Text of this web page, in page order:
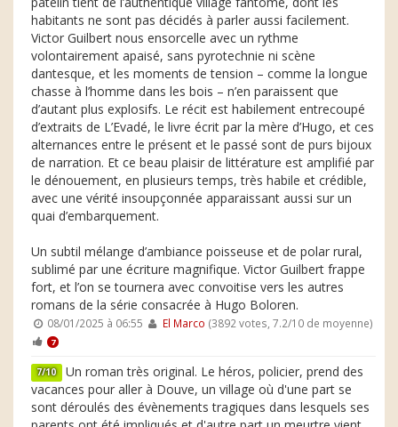
habitants ne sont pas décidés à parler aussi facilement.
Victor Guilbert nous ensorcelle avec un rythme
volontairement apaisé, sans pyrotechnie ni scène
dantesque, et les moments de tension – comme la longue
chasse à l’homme dans les bois – n’en paraissent que
d’autant plus explosifs. Le récit est habilement entrecoupé
d’extraits de L’Evadé, le livre écrit par la mère d’Hugo, et ces
alternances entre le présent et le passé sont de purs bijoux
de narration. Et ce beau plaisir de littérature est amplifié par
le dénouement, en plusieurs temps, très habile et crédible,
avec une vérité insoupçonnée apparaissant aussi sur un
quai d’embarquement.
Un subtil mélange d’ambiance poisseuse et de polar rural,
sublimé par une écriture magnifique. Victor Guilbert frappe
fort, et l’on se tournera avec convoitise vers les autres
romans de la série consacrée à Hugo Boloren.
08/01/2025 à 06:55 El Marco (3892 votes, 7.2/10 de moyenne)
7
7/10 Un roman très original. Le héros, policier, prend des
vacances pour aller à Douve, un village où d'une part se
sont déroulés des évènements tragiques dans lesquels ses